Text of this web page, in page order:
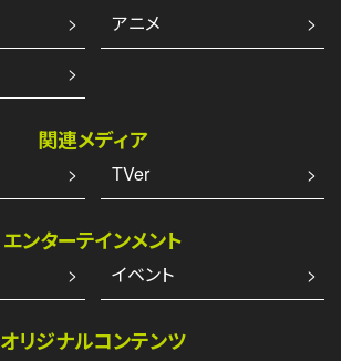
アニメ
関連メディア
TVer
エンターテインメント
イベント
オリジナルコンテンツ